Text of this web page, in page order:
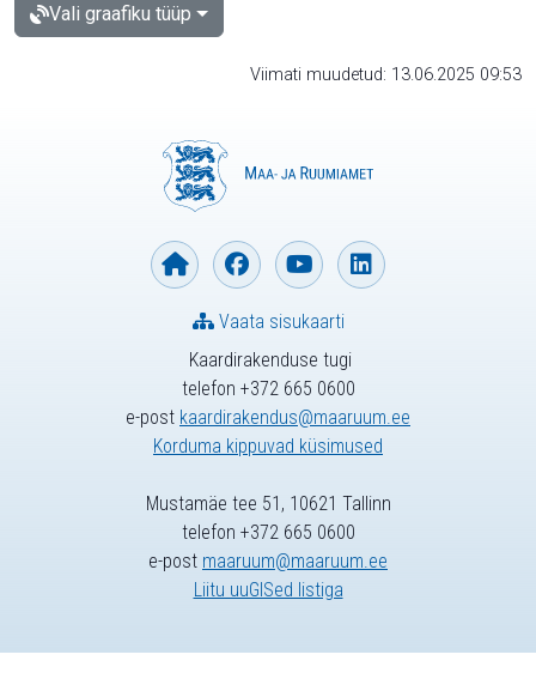
Vali graafiku tüüp
Viimati muudetud: 13.06.2025 09:53
Kaardirakenduse tugi
telefon +372 665 0600
e-post kaardirakendus@maaruum.ee
Korduma kippuvad küsimused
Vaata sisukaarti
Mustamäe tee 51, 10621 Tallinn
telefon +372 665 0600
e-post maaruum@maaruum.ee
Liitu uuGISed listiga